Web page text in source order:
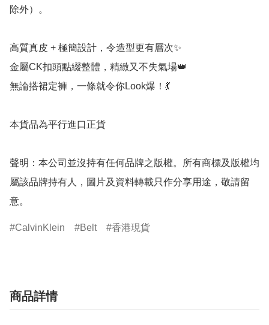
除外）。
高質真皮 + 極簡設計，令造型更有層次✨
金屬CK扣頭點綴整體，精緻又不失氣場👑
無論搭裙定褲，一條就令你Look爆！💃
本貨品為平行進口正貨
聲明：本公司並沒持有任何品牌之版權。所有商標及版權均
屬該品牌持有人，圖片及資料轉載只作分享用途，敬請留
意。
CalvinKlein Belt 香港現貨
商品詳情